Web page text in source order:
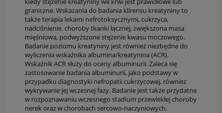
graniczne. Wskazania do badania klirensu kreatyniny to
także terapia lekami nefrotoksycznymi, cukrzyca,
nadciśnienie, choroby tkanki łącznej, zwiększona masa
mięśniowa, podwyższone stężenie kwasu moczowego.
Badanie poziomu kreatyniny jest również niezbędne do
wyliczenia wskaźnika albumina/kreatynina (ACR).
Wskaźnik ACR służy do oceny albuminurii. Zaleca się
zastosowanie badania albuminurii, jako podstawy w
przypadku diagnostyki nefropatii cukrzycowej, również
wykrywanie jej wczesnej fazy. Badanie jest także przydatne
w rozpoznawaniu wczesnego stadium przewlekłej choroby
nerek oraz w chorobach sercowo-naczyniowych.